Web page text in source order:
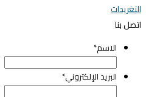
بنا
الاسم*
البريد الإلكتروني*